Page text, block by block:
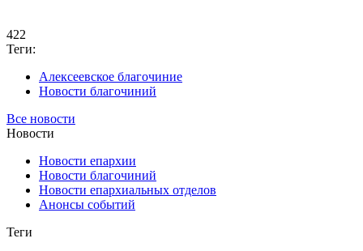
422
Теги:
Алексеевское благочиние
Новости благочиний
Все новости
Новости
Новости епархии
Новости благочиний
Новости епархиальных отделов
Анонсы событий
Теги